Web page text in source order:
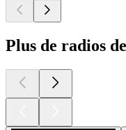
Plus de radios